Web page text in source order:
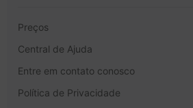
Preços
Central de Ajuda
Entre em contato conosco
Política de Privacidade